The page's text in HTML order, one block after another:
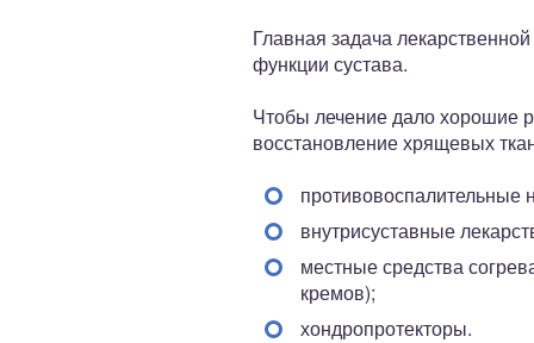
Главная задача
функции сустава.
Чтобы лечение дало хорошие
восстановление хрящевых
противовоспалительные
внутрисуставные
местные средства
кремов);
хондропротекторы.